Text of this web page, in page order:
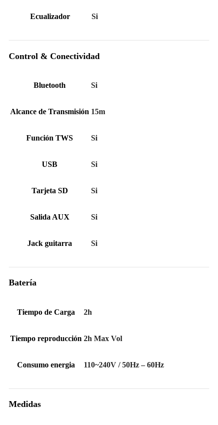
Ecualizador Si
Control & Conectividad
Bluetooth Si
Alcance de Transmisión 15m
Función TWS Si
USB Si
Tarjeta SD Si
Salida AUX Si
Jack guitarra Si
Batería
Tiempo de Carga 2h
Tiempo reproducción 2h Max Vol
Consumo energia 110~240V / 50Hz – 60Hz
Medidas